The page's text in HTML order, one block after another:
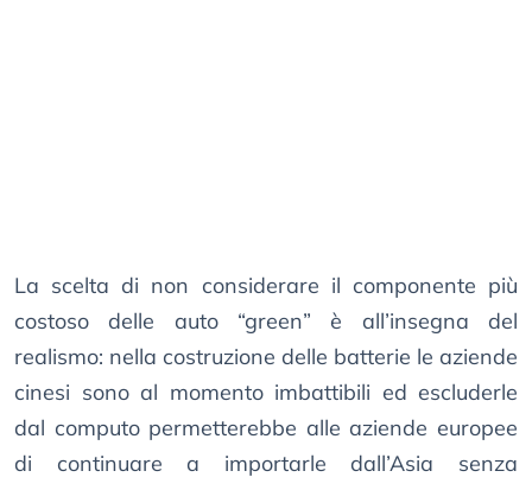
La scelta di non considerare il componente più
costoso delle auto “green” è all’insegna del
realismo: nella costruzione delle batterie le aziende
cinesi sono al momento imbattibili ed escluderle
dal computo permetterebbe alle aziende europee
di continuare a importarle dall’Asia senza